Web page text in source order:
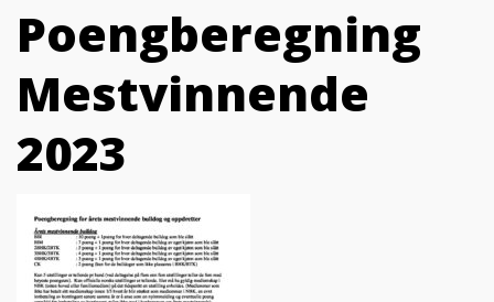
Poengberegning
Mestvinnende
2023